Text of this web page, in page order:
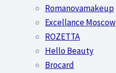
Romanovamakeup
Excellance Moscow
ROZETTA
Hello Beauty
Brocard